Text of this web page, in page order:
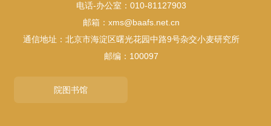
电话-办公室：010-81127903
邮箱：xms@baafs.net.cn
通信地址：北京市海淀区曙光花园中路9号杂交小麦研究所
邮编：100097
院图书馆